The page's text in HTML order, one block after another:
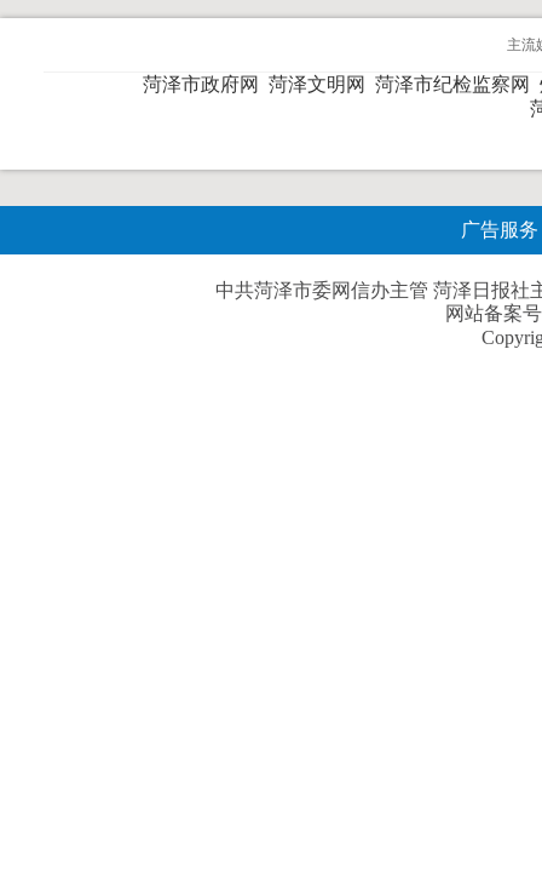
主流
菏泽市政府网 菏泽文明网 菏泽市纪检监察网
广告服务
中共菏泽市委网信办主管 菏泽日报社
网站备案